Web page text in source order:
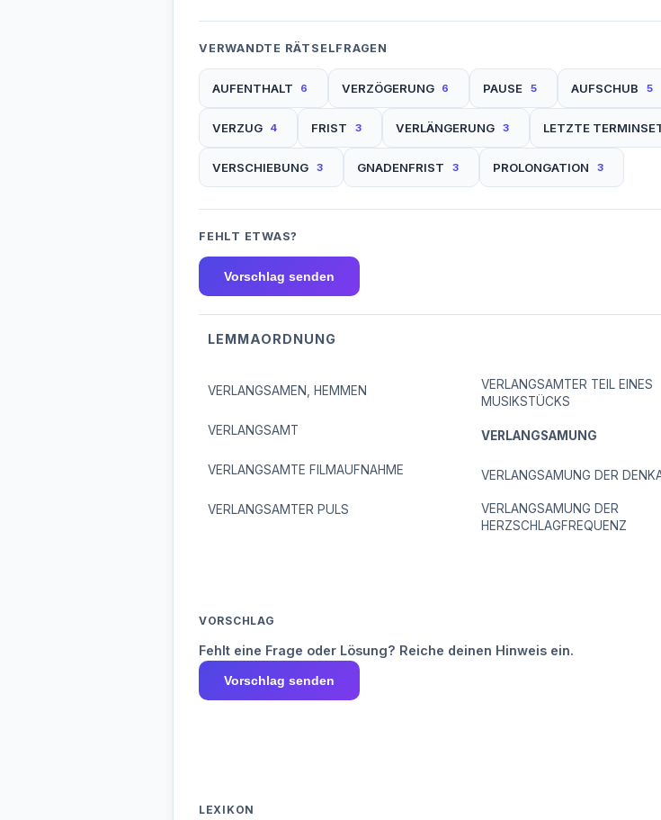
VERWANDTE RÄTSELFRAGEN
AUFENTHALT 6 VERZÖGERUNG 6 PAUSE 5 AUFSCHUB 5
VERZUG 4 FRIST 3 VERLÄNGERUNG 3 LETZTE
VERSCHIEBUNG 3 GNADENFRIST 3 PROLONGATION 3
FEHLT ETWAS?
Vorschlag senden
LEMMAORDNUNG
VERLANGSAMEN, HEMMEN
VERLANGSAMT
VERLANGSAMTE FILMAUFNAHME
VERLANGSAMTER PULS
VERLANGSAMTER TEIL EINES
MUSIKSTÜCKS
VERLANGSAMUNG
VERLANGSAMUNG DER
VERLANGSAMUNG DER
HERZSCHLAGFREQUENZ
VORSCHLAG
Fehlt eine Frage oder Lösung? Reiche deinen Hinweis ein.
Vorschlag senden
LEXIKON